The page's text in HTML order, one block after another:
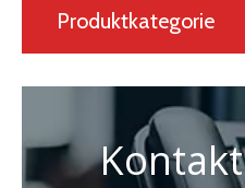
Produktkategorie